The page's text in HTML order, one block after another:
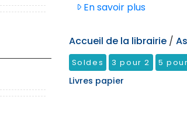
En savoir plus
Accueil de la librairie /
Soldes 3 pour 2 5
Livres papier